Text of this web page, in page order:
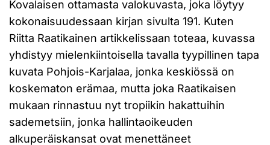
Kovalaisen ottamasta valokuvasta, joka löytyy
kokonaisuudessaan kirjan sivulta 191. Kuten
Riitta Raatikainen artikkelissaan toteaa, kuvassa
yhdistyy mielenkiintoisella tavalla tyypillinen tapa
kuvata Pohjois-Karjalaa, jonka keskiössä on
koskematon erämaa, mutta joka Raatikaisen
mukaan rinnastuu nyt tropiikin hakattuihin
sademetsiin, jonka hallintaoikeuden
alkuperäiskansat ovat menettäneet